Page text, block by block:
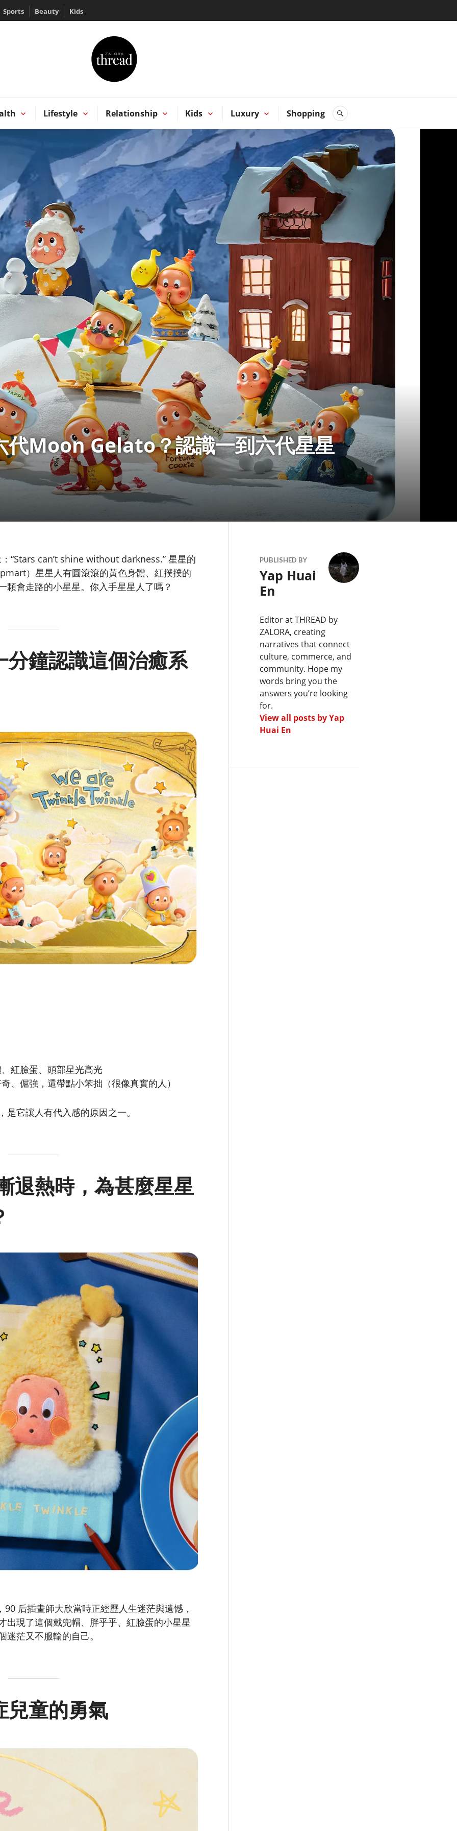
Sports Beauty Kids
by ZALORA Hong
Kong
Lifestyle Relationship Kids Luxury Shopping SEARCH
代Moon Gelato？認識一到六代星星
“Stars can’t shine without darkness.” 星星的
）星星人有圓滾滾的黃色身體、紅撲撲的
顆會走路的小星星。你入手星星人了嗎？
分鐘認識這個治癒系
紅臉蛋、頭部星光高光
、倔強，還帶點小笨拙（很像真實的人）
它讓人有代入感的原因之一。
退熱時，為甚麼星星
后插畫師大欣當時正經歷人生迷茫與遺憾，
出現了這個戴兜帽、胖乎乎、紅臉蛋的小星星
茫又不服輸的自己。
兒童的勇氣
PUBLISHED BY
Yap Huai
En
Editor at THREAD by
ZALORA, creating
narratives that connect
culture, commerce, and
community. Hope my
words bring you the
answers you’re looking
for.
View all posts by Yap
Huai En